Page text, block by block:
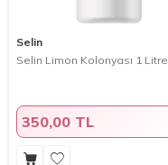
Selin
Selin Limon Kolonyası 1 Litre
350,00 TL